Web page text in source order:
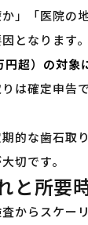
か」「医院の
となります。
超）の対象
は確定申告
的な歯石取
切です。
と所要
からスケー